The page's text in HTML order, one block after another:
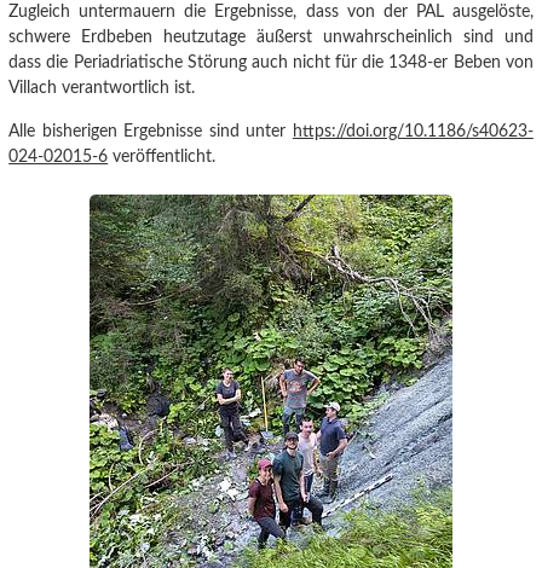
Zugleich untermauern die Ergebnisse, dass von der PAL ausgelöste,
schwere Erdbeben heutzutage äußerst unwahrscheinlich sind und
dass die Periadriatische Störung auch nicht für die 1348-er Beben von
Villach verantwortlich ist.
Alle bisherigen Ergebnisse sind unter https://doi.org/10.1186/s40623-
024-02015-6 veröffentlicht.